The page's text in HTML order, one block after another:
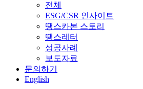
전체
ESG/CSR 인사이트
땡스카본 스토리
땡스레터
성공사례
보도자료
문의하기
English